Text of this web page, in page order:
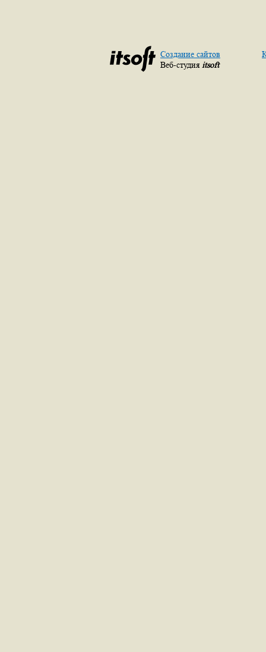
Создание сайтов
Веб-студия itsoft